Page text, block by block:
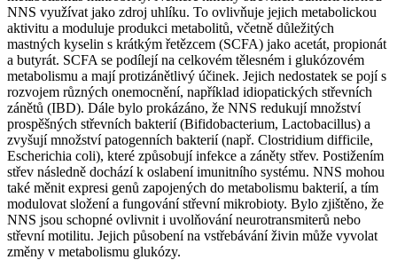
NNS využívat jako zdroj uhlíku. To ovlivňuje jejich metabolickou
aktivitu a moduluje produkci metabolitů, včetně důležitých
mastných kyselin s krátkým řetězcem (SCFA) jako acetát, propionát
a butyrát. SCFA se podílejí na celkovém tělesném i glukózovém
metabolismu a mají protizánětlivý účinek. Jejich nedostatek se pojí s
rozvojem různých onemocnění, například idiopatických střevních
zánětů (IBD). Dále bylo prokázáno, že NNS redukují množství
prospěšných střevních bakterií (Bifidobacterium, Lactobacillus) a
zvyšují množství patogenních bakterií (např. Clostridium difficile,
Escherichia coli), které způsobují infekce a záněty střev. Postižením
střev následně dochází k oslabení imunitního systému. NNS mohou
také měnit expresi genů zapojených do metabolismu bakterií, a tím
modulovat složení a fungování střevní mikrobioty. Bylo zjištěno, že
NNS jsou schopné ovlivnit i uvolňování neurotransmiterů nebo
střevní motilitu. Jejich působení na vstřebávání živin může vyvolat
změny v metabolismu glukózy.